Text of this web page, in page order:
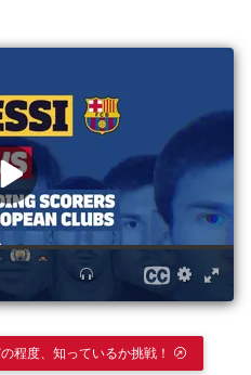
程度、知っているか挑戦！ EXTERNAL